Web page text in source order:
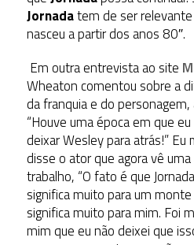
Jornadatem de ser relevante
nasceu a partir dos anos 80″.
Em outra entrevista ao site
Wheaton comentou sobre a
da franquia e do
“Houve uma época em que
deixar Wesley para atrás!” Eu
disse o ator que agora vê
trabalho, “O fato é que
significa muito para um
significa muito para mim. Foi
mim que eu não deixei que